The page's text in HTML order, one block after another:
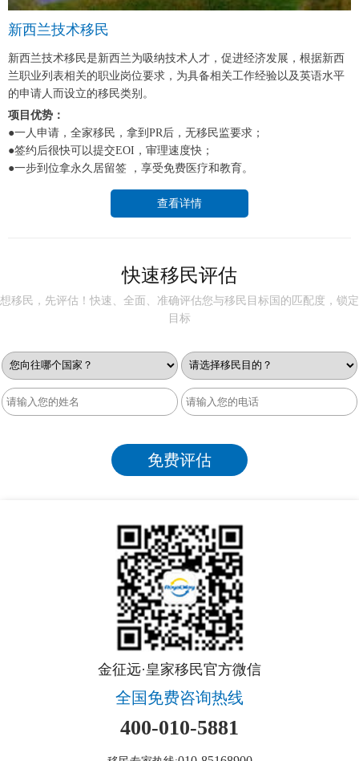
新西兰技术移民
新西兰技术移民是新西兰为吸纳技术人才，促进经济发展，根据新西
兰职业列表相关的职业岗位要求，为具备相关工作经验以及英语水平
的申请人而设立的移民类别。
项目优势：
●一人申请，全家移民，拿到PR后，无移民监要求；
●签约后很快可以提交EOI，审理速度快；
●一步到位拿永久居留签 ，享受免费医疗和教育。
查看详情
快速移民评估
想移民，先评估！快速、全面、准确评估您与移民目标国的匹配度，锁定
目标
金征远·皇家移民官方微信
全国免费咨询热线
400-010-5881